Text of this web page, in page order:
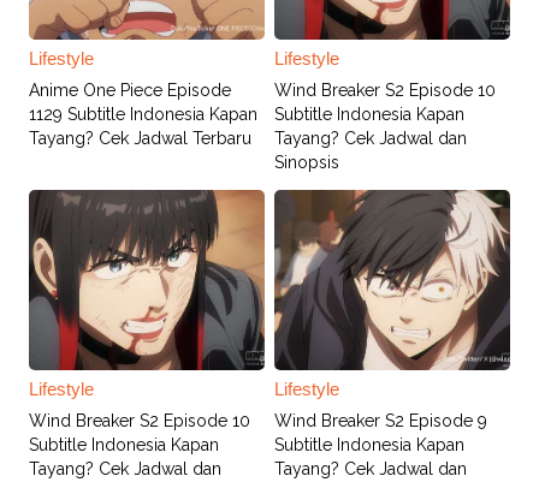
Lifestyle
Anime One Piece Episode
1129 Subtitle Indonesia Kapan
Tayang? Cek Jadwal Terbaru
Lifestyle
Wind Breaker S2 Episode 10
Subtitle Indonesia Kapan
Tayang? Cek Jadwal dan
Sinopsis
Lifestyle
Wind Breaker S2 Episode 10
Subtitle Indonesia Kapan
Tayang? Cek Jadwal dan
Lifestyle
Wind Breaker S2 Episode 9
Subtitle Indonesia Kapan
Tayang? Cek Jadwal dan